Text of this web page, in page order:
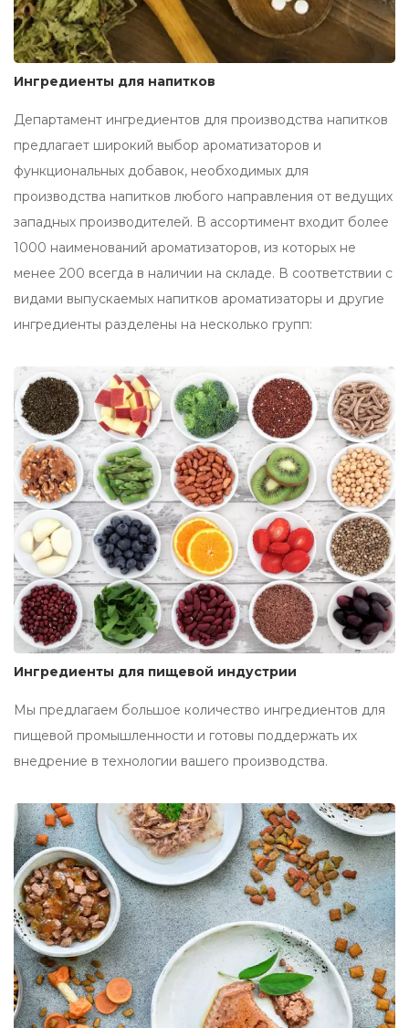
Ингредиенты для напитков
Департамент ингредиентов для производства напитков
предлагает широкий выбор ароматизаторов и
функциональных добавок, необходимых для
производства напитков любого направления от ведущих
западных производителей. В ассортимент входит более
1000 наименований ароматизаторов, из которых не
менее 200 всегда в наличии на складе. В соответствии с
видами выпускаемых напитков ароматизаторы и другие
ингредиенты разделены на несколько групп:
Ингредиенты для пищевой индустрии
Мы предлагаем большое количество ингредиентов для
пищевой промышленности и готовы поддержать их
внедрение в технологии вашего производства.